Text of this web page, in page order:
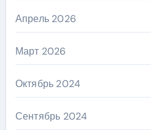
Апрель 2026
Март 2026
Октябрь 2024
Сентябрь 2024